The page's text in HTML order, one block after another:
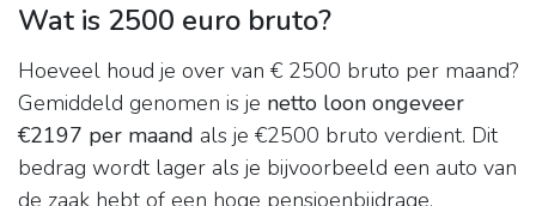
Wat is 2500 euro bruto?
Hoeveel houd je over van € 2500 bruto per maand?
Gemiddeld genomen is je netto loon ongeveer
€2197 per maand als je €2500 bruto verdient. Dit
bedrag wordt lager als je bijvoorbeeld een auto van
de zaak hebt of een hoge pensioenbijdrage.